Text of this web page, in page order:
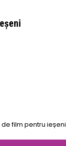
film pentru ieșeni